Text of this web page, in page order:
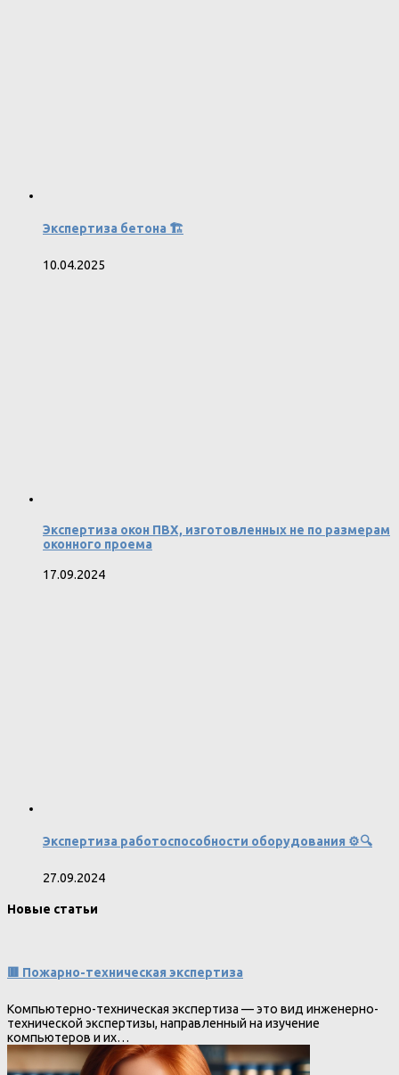
Экспертиза бетона 🏗️
10.04.2025
Экспертиза окон ПВХ, изготовленных не по размерам
оконного проема
17.09.2024
Экспертиза работоспособности оборудования ⚙️🔍
27.09.2024
Новые статьи
🟥 Пожарно-техническая экспертиза
Компьютерно-техническая экспертиза — это вид инженерно-
технической экспертизы, направленный на изучение
компьютеров и их…